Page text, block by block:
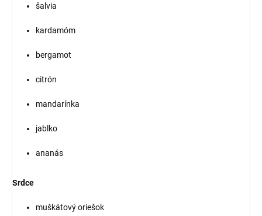
šalvia
kardamóm
bergamot
citrón
mandarínka
jablko
ananás
Srdce
muškátový oriešok